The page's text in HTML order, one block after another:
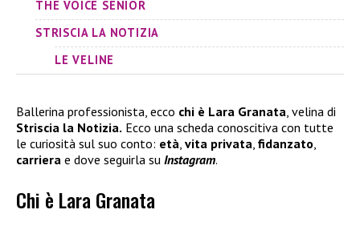
THE VOICE SENIOR
STRISCIA LA NOTIZIA
LE VELINE
Ballerina professionista, ecco chi è Lara Granata , velina di
Striscia la Notizia. Ecco una scheda conoscitiva con tutte
le curiosità sul suo conto: età vita privata fidanzato
carriera e dove seguirla su Instagram.
Chi è Lara Granata